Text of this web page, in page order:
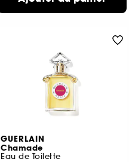
GUERLAIN
Chamade
Eau de Toilette